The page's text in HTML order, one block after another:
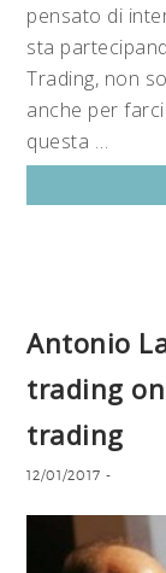
pensato di
sta
Trading, non
anche per
questa …
Antonio
trading
trading
12/01/2017 -